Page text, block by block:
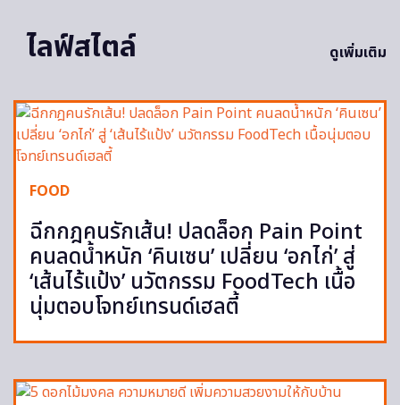
ไลฟ์สไตล์
ดูเพิ่มเติม
FOOD
ฉีกกฎคนรักเส้น! ปลดล็อก Pain Point
คนลดน้ำหนัก ‘คินเซน’ เปลี่ยน ‘อกไก่’ สู่
‘เส้นไร้แป้ง’ นวัตกรรม FoodTech เนื้อ
นุ่มตอบโจทย์เทรนด์เฮลตี้